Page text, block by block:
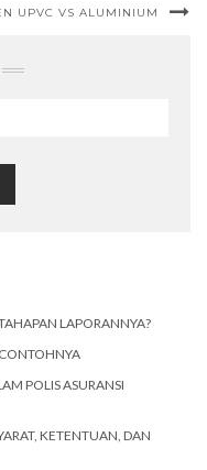
UPVC VS ALUMINIUM
LAPORANNYA?
POLIS ASURANSI
KETENTUAN, DAN